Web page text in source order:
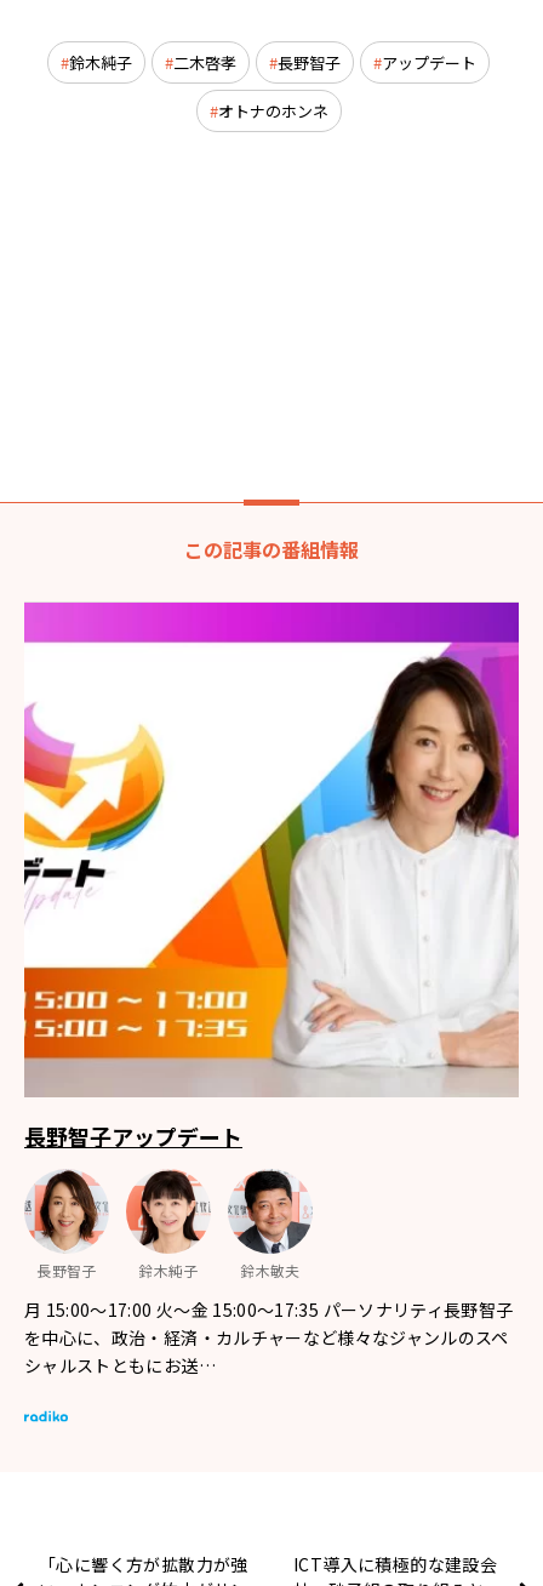
鈴木純子 二木啓孝 長野智子 アップデート
オトナのホンネ
この記事の番組情報
長野智子アップデート
長野智子 鈴木純子 鈴木敏夫
月 15:00～17:00 火～金 15:00～17:35 パーソナリティ長野智子
を中心に、政治・経済・カルチャーなど様々なジャンルのスペ
シャルストともにお送…
「心に響く方が拡散力が強
ICT導入に積極的な建設会